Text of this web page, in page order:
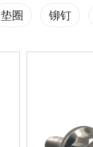
垫圈 铆钉